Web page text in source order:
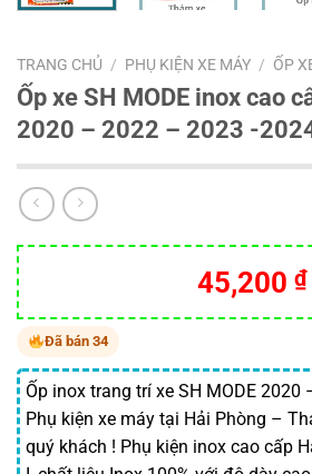
TRANG CHỦ / PHỤ KIỆN XE MÁY / ỐP
Ốp xe SH MODE inox cao
2020 – 2022 – 2023 -
45,200 ₫
Đã bán 34
Ốp inox trang trí xe SH MODE
Phụ kiện xe máy tại Hải Phòng –
quý khách ! Phụ kiện inox cao cấp